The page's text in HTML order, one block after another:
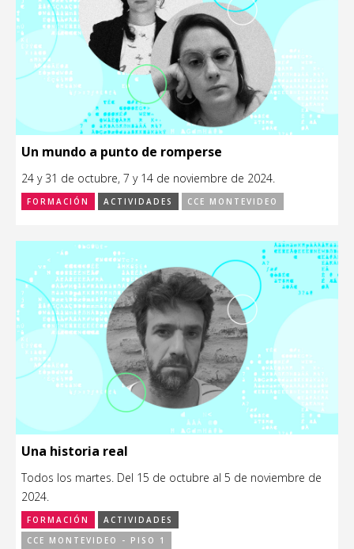
Un mundo a punto de romperse
24 y 31 de octubre, 7 y 14 de noviembre de 2024.
FORMACIÓN ACTIVIDADES CCE MONTEVIDEO
Una historia real
Todos los martes. Del 15 de octubre al 5 de noviembre de
2024.
FORMACIÓN
ACTIVIDADES
CCE MONTEVIDEO - PISO 1